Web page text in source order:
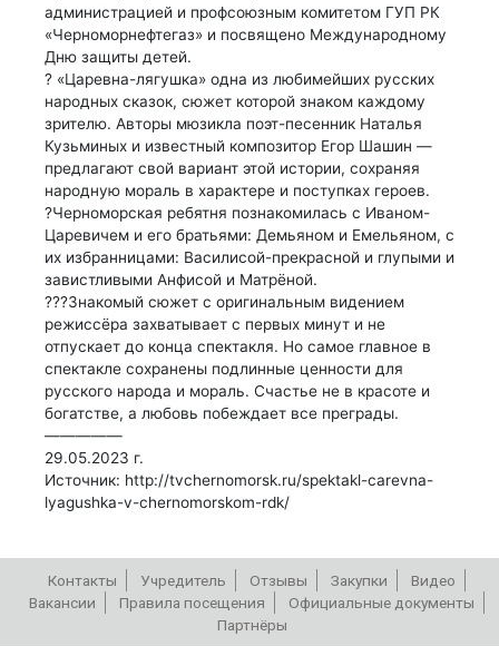
администрацией и профсоюзным комитетом ГУП РК
«Черноморнефтегаз» и посвящено Международному
Дню защиты детей.
? «Царевна-лягушка» одна из любимейших русских
народных сказок, сюжет которой знаком каждому
зрителю. Авторы мюзикла поэт-песенник Наталья
Кузьминых и известный композитор Егор Шашин —
предлагают свой вариант этой истории, сохраняя
народную мораль в характере и поступках героев.
?Черноморская ребятня познакомилась с Иваном-
Царевичем и его братьями: Демьяном и Емельяном, с
их избранницами: Василисой-прекрасной и глупыми и
завистливыми Анфисой и Матрёной.
???Знакомый сюжет с оригинальным видением
режиссёра захватывает с первых минут и не
отпускает до конца спектакля. Но самое главное в
спектакле сохранены подлинные ценности для
русского народа и мораль. Счастье не в красоте и
богатстве, а любовь побеждает все преграды.
—————
29.05.2023 г.
Источник: http://tvchernomorsk.ru/spektakl-carevna-
lyagushka-v-chernomorskom-rdk/
Контакты Учредитель Отзывы Закупки
Видео
Вакансии
Правила посещения
Официальные документы
Партнёры